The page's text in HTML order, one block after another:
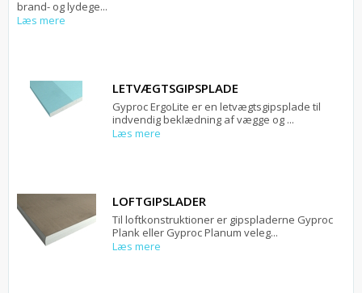
brand- og lydege...
Læs mere
LETVÆGTSGIPSPLADE
Gyproc ErgoLite er en letvægtsgipsplade til
indvendig beklædning af vægge og ...
Læs mere
LOFTGIPSLADER
Til loftkonstruktioner er gipspladerne Gyproc
Plank eller Gyproc Planum veleg...
Læs mere